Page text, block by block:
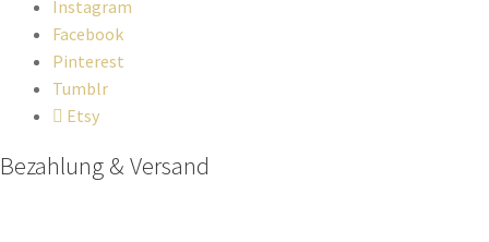
Instagram
Facebook
Pinterest
Tumblr
Etsy
Bezahlung & Versand